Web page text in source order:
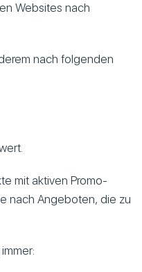
Websites nach
nach folgenden
mit aktiven Promo-
nach Angeboten, die zu